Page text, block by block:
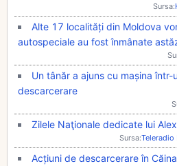
Sursa:
Alte 17 localități din Moldova
autospeciale au fost înmânate
Un tânăr a ajuns cu mașina
descarcerare
Zilele Naţionale dedicate lui
Sursa:
Acțiuni de descarcerare în